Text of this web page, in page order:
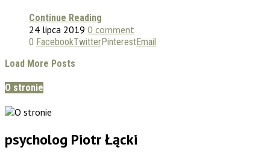
Continue Reading
24 lipca 2019 0 comment
0 FacebookTwitterPinterestEmail
Load More Posts
O stronie
psycholog Piotr Łącki